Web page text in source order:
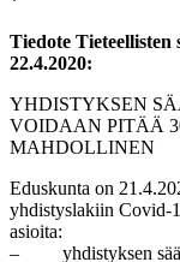
Tiedote
22.4.2020:
YHDISTYKSEN
VOIDAAN PITÄÄ
MAHDOLLINEN
Eduskunta on
yhdistyslakiin Covid-
asioita:
– yhdistyksen